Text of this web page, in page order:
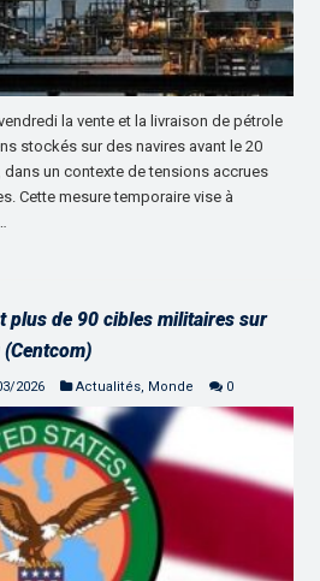
la vente et la livraison de pétrole
stockés sur des navires avant le 20
dans un contexte de tensions accrues
Cette mesure temporaire vise à
plus de 90 cibles militaires sur
(Centcom)
2026 Actualités, Monde 0